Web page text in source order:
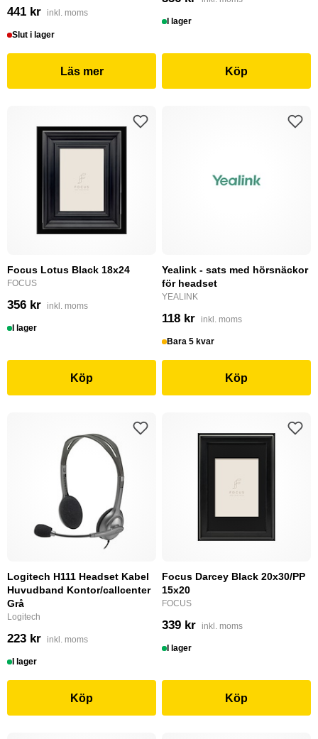
441 kr inkl. moms
Slut i lager
Läs mer
I lager
Köp
Focus Lotus Black 18x24
FOCUS
356 kr inkl. moms
I lager
Köp
Yealink - sats med hörsnäckor
för headset
YEALINK
118 kr inkl. moms
Bara 5 kvar
Köp
Logitech H111 Headset Kabel
Huvudband Kontor/callcenter
Grå
Logitech
223 kr inkl. moms
I lager
Köp
Focus Darcey Black 20x30/PP
15x20
FOCUS
339 kr inkl. moms
I lager
Köp